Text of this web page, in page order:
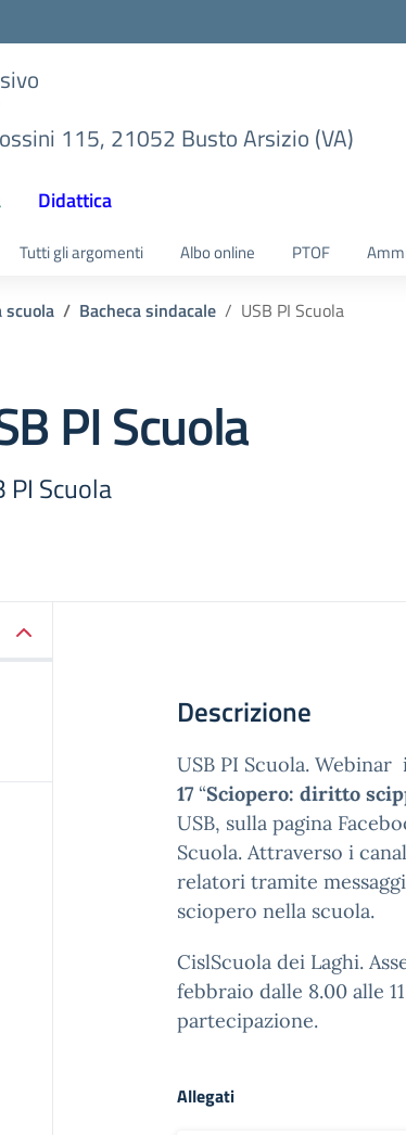
115, 21052 Busto Arsizio (VA)
Didattica
Tutti gli argomenti Albo online PTOF
scuola Bacheca sindacale USB PI Scuola
PI Scuola
PI Scuola
Descrizione
USB PI Scuola. Webinar
17 “Sciopero: diritto
USB, sulla pagina
Scuola. Attraverso i
relatori tramite
sciopero nella scuola.
CislScuola dei Laghi.
febbraio dalle 8.00 alle
partecipazione.
Allegati